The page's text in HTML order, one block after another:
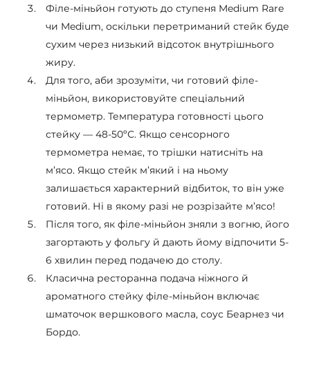
Філе-міньйон готують до ступеня Medium Rare
чи Medium, оскільки перетриманий стейк буде
сухим через низький відсоток внутрішнього
жиру.
Для того, аби зрозуміти, чи готовий філе-
міньйон, використовуйте спеціальний
термометр. Температура готовності цього
стейку — 48-50ºС. Якщо сенсорного
термометра немає, то трішки натисніть на
м’ясо. Якщо стейк м’який і на ньому
залишається характерний відбиток, то він уже
готовий. Ні в якому разі не розрізайте м’ясо!
Після того, як філе-міньйон зняли з вогню, його
загортають у фольгу й дають йому відпочити 5-
6 хвилин перед подачею до столу.
Класична ресторанна подача ніжного й
ароматного стейку філе-міньйон включає
шматочок вершкового масла, соус Беарнез чи
Бордо.